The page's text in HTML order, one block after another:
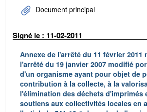
Document principal
Signé le : 11-02-2011
Annexe de l'arrêté du 11 février 2011
l'arrêté du 19 janvier 2007 modifié
d'un organisme ayant pour objet de
contribution à la collecte, à la
l'élimination des déchets d'imprimés
soutiens aux collectivités locales en